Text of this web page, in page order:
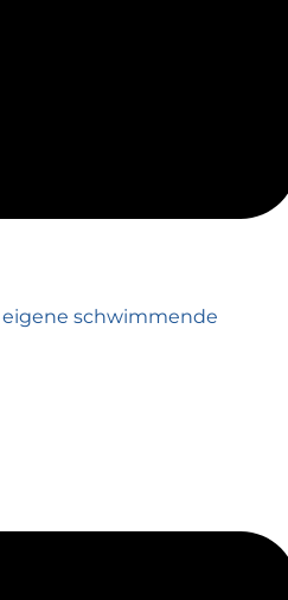
– mit viel Geduld,
eigene schwimmende